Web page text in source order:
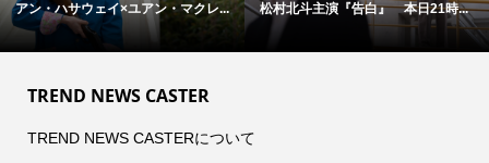
アン・ハサウェイ×ユアン・マクレ... 松村北斗主演『告白』 本日21時...
TREND NEWS CASTER
TREND NEWS CASTERについて